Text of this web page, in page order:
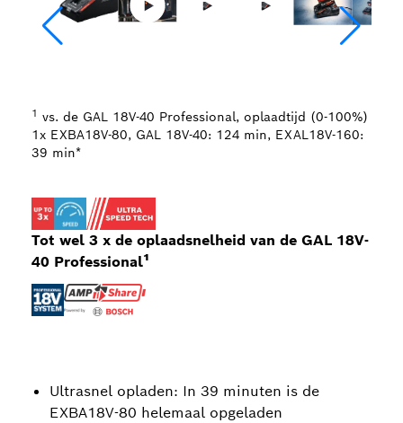
Tot wel 3 x de oplaadsnelheid van de GAL 18V-
40 Professional¹
Ultrasnel opladen: In 39 minuten is de
EXBA18V-80 helemaal opgeladen
1 vs. de GAL 18V-40 Professional, oplaadtijd (0-100%)
1x EXBA18V-80, GAL 18V-40: 124 min, EXAL18V-160:
39 min*